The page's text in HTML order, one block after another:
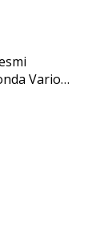
Vario…